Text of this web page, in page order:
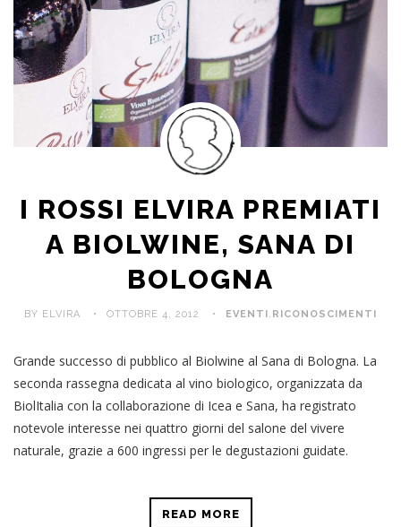
I ROSSI ELVIRA PREMIATI
A BIOLWINE, SANA DI
BOLOGNA
BY ELVIRA OTTOBRE 4, 2012 EVENTI RICONOSCIMENTI
Grande successo di pubblico al Biolwine al Sana di Bologna. La
seconda rassegna dedicata al vino biologico, organizzata da
BiolItalia con la collaborazione di Icea e Sana, ha registrato
notevole interesse nei quattro giorni del salone del vivere
naturale, grazie a 600 ingressi per le degustazioni guidate.
READ MORE